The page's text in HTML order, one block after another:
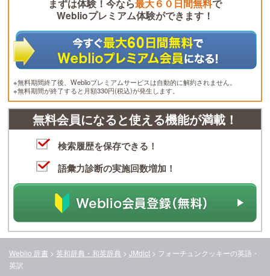
まずは体験！今なら最大６０日間無料で
Weblioプレミアム体験ができます！
※無料期間終了後、Weblioプレミアムサービスは自動的に解約されません。
※無料期間が終了すると月額330円(税込)が発生します。
無料会員になると使える機能が満載！
検索履歴を保存できる！
語彙力診断の実施回数増加！
Weblio 辞書 > 英和辞典・和英辞典 > JMdict > フォーチュンクッキーの英語・
英訳